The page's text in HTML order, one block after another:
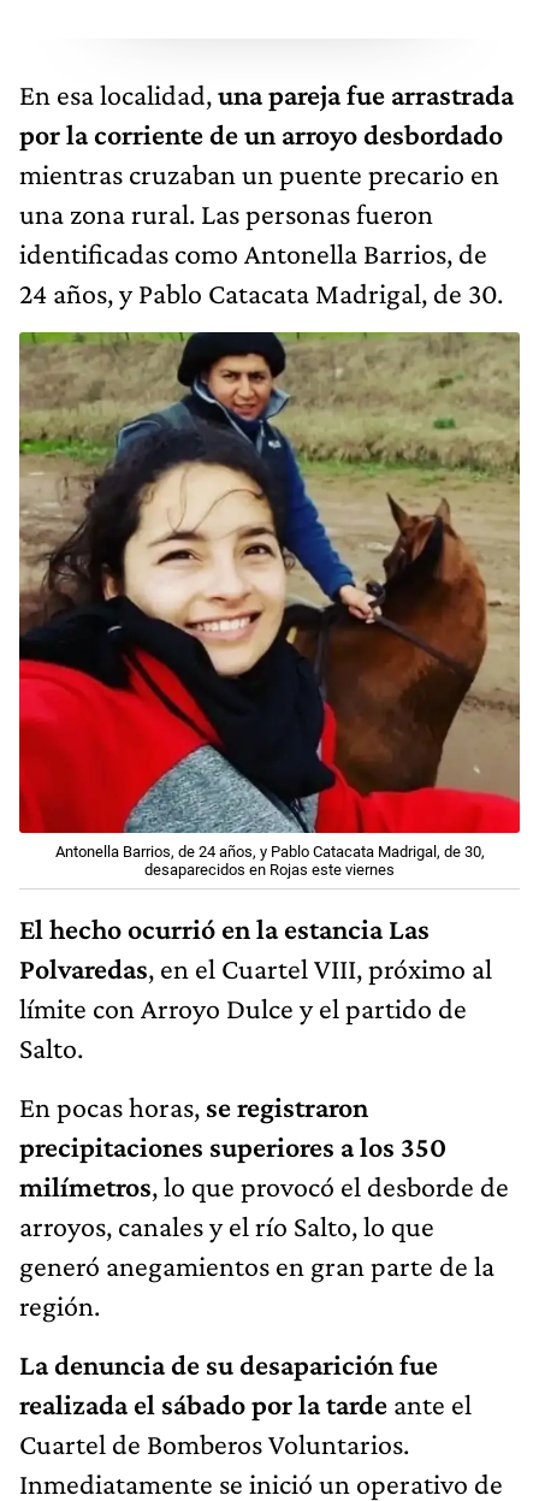
En esa localidad,una pareja fue arrastrada
por la corriente de un arroyo desbordado
mientras cruzaban un puente precario en
una zona rural. Las personas fueron
identificadas como Antonella Barrios, de
24 años, y Pablo Catacata Madrigal, de 30.
Antonella Barrios, de 24 años, y Pablo Catacata Madrigal, de 30,
desaparecidos en Rojas este viernes
El hecho ocurrió en la estancia Las
Polvaredas, en el Cuartel VIII, próximo al
límite con Arroyo Dulce y el partido de
Salto.
En pocas horas, se registraron
precipitaciones superiores a los 350
milímetros, lo que provocó el desborde de
arroyos, canales y el río Salto, lo que
generó anegamientos en gran parte de la
región.
La denuncia de su desaparición fue
realizada el sábado por la tarde ante el
Cuartel de Bomberos Voluntarios.
Inmediatamente se inició un operativo de